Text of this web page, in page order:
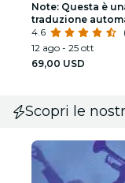
Note: Questa è
traduzione
Potrebbe
piccole imprecisioni.
fatta a mano
Charlotte
4.6
12 ago - 25 ott
69,00 USD
Scopri le